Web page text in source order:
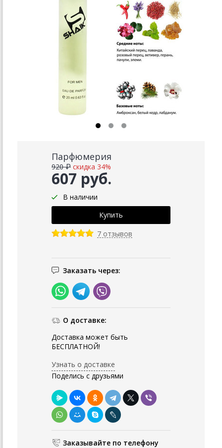
Парфюмерия
607 руб.
920 ₽ скидка 34%
В наличии
7 отзывов
Заказать через:
О доставке:
Доставка может быть
БЕСПЛАТНОЙ!
Узнать о доставке
Поделись с друзьями
Заказывайте по телефону